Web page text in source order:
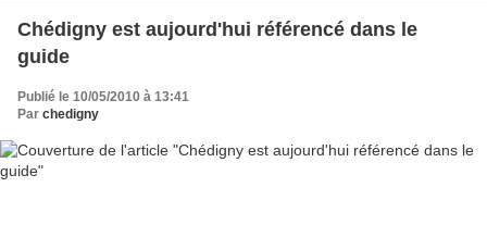
Chédigny est aujourd'hui référencé dans le
guide
Publié le 10/05/2010 à 13:41
Par chedigny